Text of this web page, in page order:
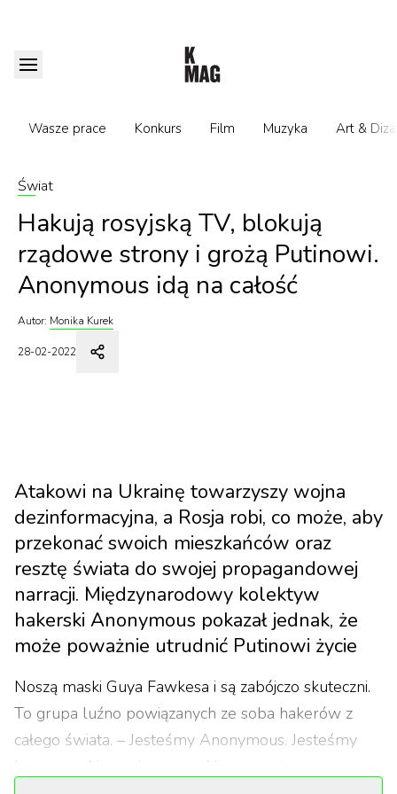
Wasze prace Konkurs Film Muzyka Art &
Świat
Hakują rosyjską TV, blokują
rządowe strony i grożą Putinowi.
Anonymous idą na całość
Autor: Monika Kurek
28-02-2022
Atakowi na Ukrainę towarzyszy wojna
dezinformacyjna, a Rosja robi, co może, aby
przekonać swoich mieszkańców oraz
resztę świata do swojej propagandowej
narracji. Międzynarodowy kolektyw
hakerski Anonymous pokazał jednak, że
może poważnie utrudnić Putinowi życie
Noszą maski Guya Fawkesa i są zabójczo skuteczni.
To grupa luźno powiązanych ze soba hakerów z
całego świata. – Jesteśmy Anonymous. Jesteśmy
legionem. Nie wybaczamy. Nie zapominamy.